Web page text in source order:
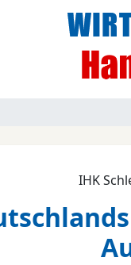
IHK